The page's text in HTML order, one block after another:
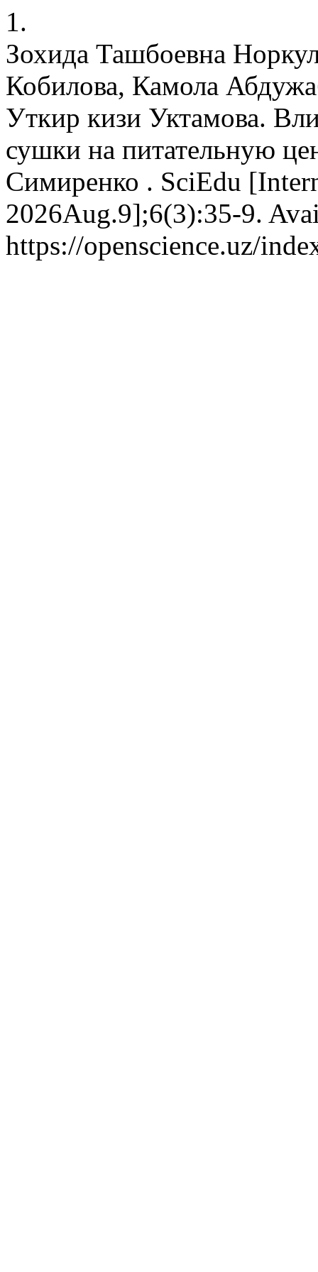
1.
Зохида Ташбоевна
Кобилова, Камола
Уткир кизи Уктамова.
сушки на питательную
Симиренко . SciEdu
2026Aug.9];6(3):35-9.
https://openscience.uz/